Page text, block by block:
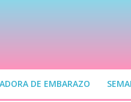
DE EMBARAZO